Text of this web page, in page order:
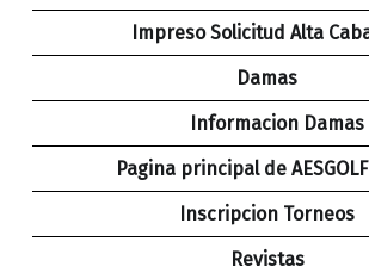
Impreso Solicitud Alta
Damas
Informacion Damas
Pagina principal de
Inscripcion Torneos
Revistas